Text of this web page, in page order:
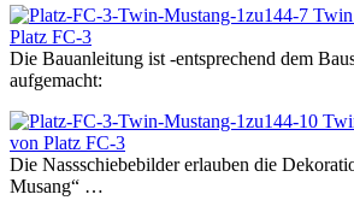
Die Bauanleitung ist -entsprechend dem
aufgemacht:
Die Nassschiebebilder erlauben die
Musang“ …